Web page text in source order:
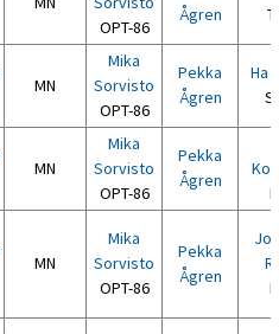
OPT-86
Ågren
MN
Mika
Sorvisto
OPT-86
Pekka
Ågren
Ha
MN
Mika
Sorvisto
OPT-86
Pekka
Ågren
MN
Mika
Sorvisto
OPT-86
Pekka
Ågren